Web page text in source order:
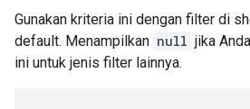
Gunakan kriteria ini dengan filter di
default. Menampilkan null jika
ini untuk jenis filter lainnya.